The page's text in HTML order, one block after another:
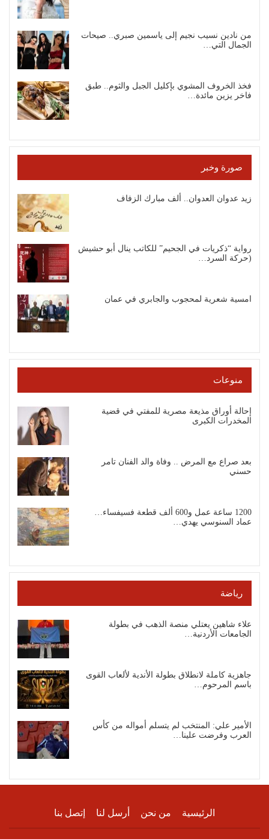
من نادين نسيب نجيم إلى ياسمين صبري.. صيحات
الجمال التي…
فخذ الخروف المشوي بإكليل الجبل والثوم.. طبق
فاخر يزين مائدة…
صورة وخبر
زيد عدوان العدوان.. ألف مبارك الزفاف
رواية “ذكريات في الجحيم” للكاتب ينال أبو حشيش
(حركة السرد…
امسية شعرية لمحجوب والجابري في عمان
منوعات
إحالة أوراق مذيعة مصرية للمفتي في قضية
المخدرات الكبرى
بعد صراع مع المرض .. وفاة والد الفنان تامر
حسني
1200 ساعة عمل و600 ألف قطعة فسيفساء…
عماد السنوسي يهدي…
رياضة
علاء شاهين يعتلي منصة الذهب في بطولة
الجامعات الأردنية…
جاهزية كاملة لانطلاق بطولة الأندية لألعاب القوى
باسم المرحوم…
الأمير علي: المنتخب لم يتسلم أمواله من كأس
العرب وفرضت علينا…
الرئيسية من نحن أرسل لنا إتصل بنا